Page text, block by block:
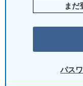
まだ
パス